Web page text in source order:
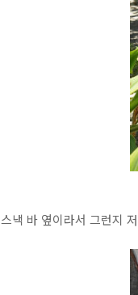
스낵 바 옆이라서 그런지